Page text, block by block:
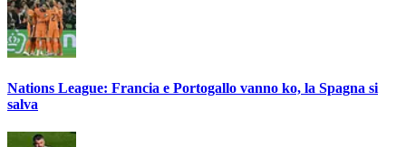
Nations League: Francia e Portogallo vanno ko, la Spagna si
salva